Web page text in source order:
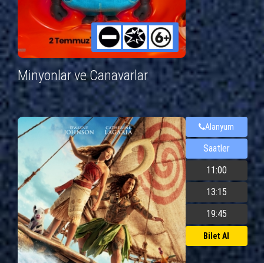
Minyonlar ve Canavarlar
Alanyum
Saatler
11:00
13:15
19:45
Bilet Al